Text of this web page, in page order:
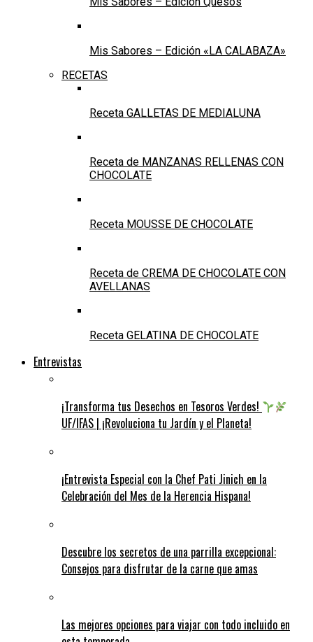
Mis Sabores – Edición «LA CALABAZA»
RECETAS
Receta GALLETAS DE MEDIALUNA
Receta de MANZANAS RELLENAS CON
CHOCOLATE
Receta MOUSSE DE CHOCOLATE
Receta de CREMA DE CHOCOLATE CON
AVELLANAS
Receta GELATINA DE CHOCOLATE
Entrevistas
¡Transforma tus Desechos en Tesoros Verdes!
UF/IFAS | ¡Revoluciona tu Jardín y el Planeta!
¡Entrevista Especial con la Chef Pati Jinich en la
Celebración del Mes de la Herencia Hispana!
Descubre los secretos de una parrilla excepcional:
Consejos para disfrutar de la carne que amas
Las mejores opciones para viajar con todo incluido en